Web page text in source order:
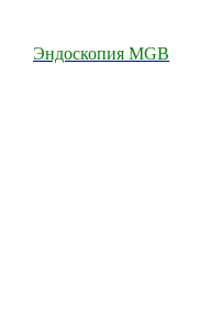
Эндоскопия MGB